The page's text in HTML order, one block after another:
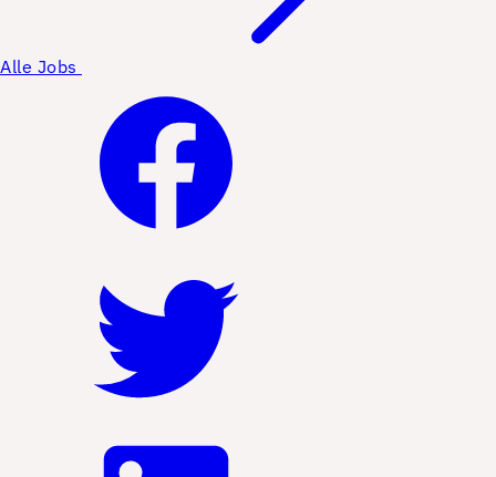
Alle Jobs